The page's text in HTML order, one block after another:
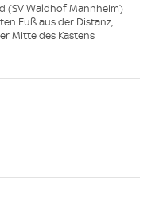
(SV Waldhof Mannheim)
Fuß aus der Distanz,
Mitte des Kastens